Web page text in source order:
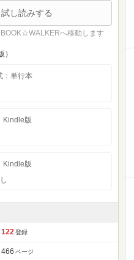
試し読みする
へ移動します
：単行本
Kindle版
Kindle版
122 登録
466 ページ